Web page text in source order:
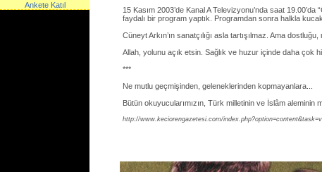
Ankete Katıl
15 Kasım 2003’de Kanal A Televizyonu’nda saat
faydalı bir program yaptık. Programdan sonra halkla
Cüneyt Arkın’ın sanatçılığı asla tartışılmaz. Ama
Allah, yolunu açık etsin. Sağlık ve huzur içinde daha çok
***
Ne mutlu geçmişinden, geleneklerinden kopmayanlara...
Bütün okuyucularımızın, Türk milletinin ve İslâm aleminin
http://www.keciorengazetesi.com/